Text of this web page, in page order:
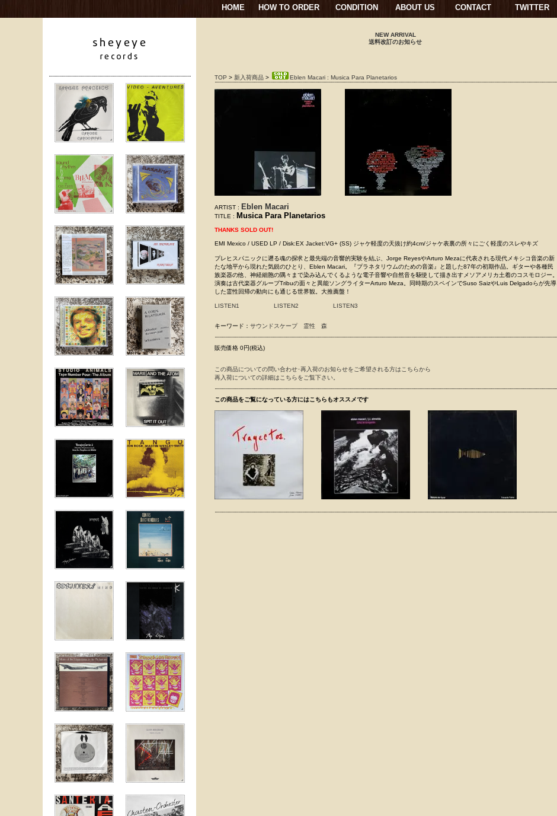
HOME HOW TO ORDER CONDITION ABOUT US CONTACT TWITTER
NEW ARRIVAL
送料改訂のお知らせ
TOP > 新入荷商品 > Eblen Macari : Musica Para Planetarios
ARTIST : Eblen Macari
TITLE : Musica Para Planetarios
THANKS SOLD OUT!
EMI Mexico / USED LP / Disk:EX Jacket:VG+ (SS) ジャケ軽度の天抜け約4cm/ジャケ表裏の所々にごく軽度のスレやキズ
プレヒスパニックに遡る魂の探求と最先端の音響的実験を結ぶ、Jorge ReyesやArturo Mezaに代表される現代メキシコ音楽の新
たな地平から現れた気鋭のひとり、Eblen Macari。『プラネタリウムのための音楽』と題した87年の初期作品。ギターや各種民
族楽器の他、神経細胞の隅々まで染み込んでくるような電子音響や自然音を駆使して描き出すメソアメリカ土着のコスモロジー。
演奏は古代楽器グループTribuの面々と異能ソングライターArturo Meza。同時期のスペインでSuso SaizやLuis Delgadoらが先導
した霊性回帰の動向にも通じる世界観。大推薦盤！
LISTEN1 LISTEN2 LISTEN3
キーワード： サウンドスケープ 霊性 森
販売価格 0円(税込)
この商品についての問い合わせ･再入荷のお知らせをご希望される方はこちらから
再入荷についての詳細はこちらをご覧下さい。
この商品をご覧になっている方にはこちらもオススメです